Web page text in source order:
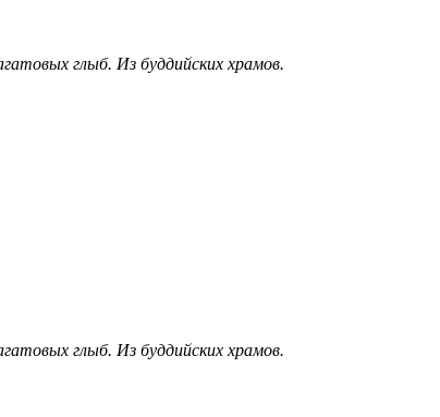
глыб. Из буддийских храмов.
глыб. Из буддийских храмов.